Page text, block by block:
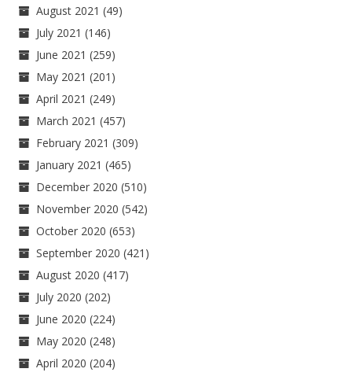
August 2021 (49)
July 2021 (146)
June 2021 (259)
May 2021 (201)
April 2021 (249)
March 2021 (457)
February 2021 (309)
January 2021 (465)
December 2020 (510)
November 2020 (542)
October 2020 (653)
September 2020 (421)
August 2020 (417)
July 2020 (202)
June 2020 (224)
May 2020 (248)
April 2020 (204)